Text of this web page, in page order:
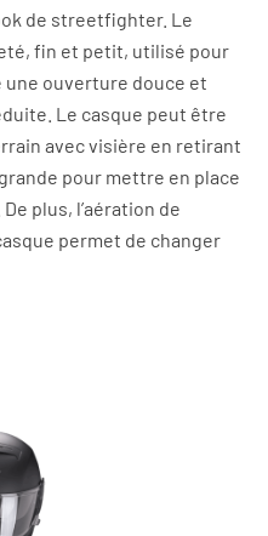
de streetfighter. Le
fin et petit, utilisé pour
une ouverture douce et
Le casque peut être
avec visière en retirant
pour mettre en place
plus, l’aération de
permet de changer